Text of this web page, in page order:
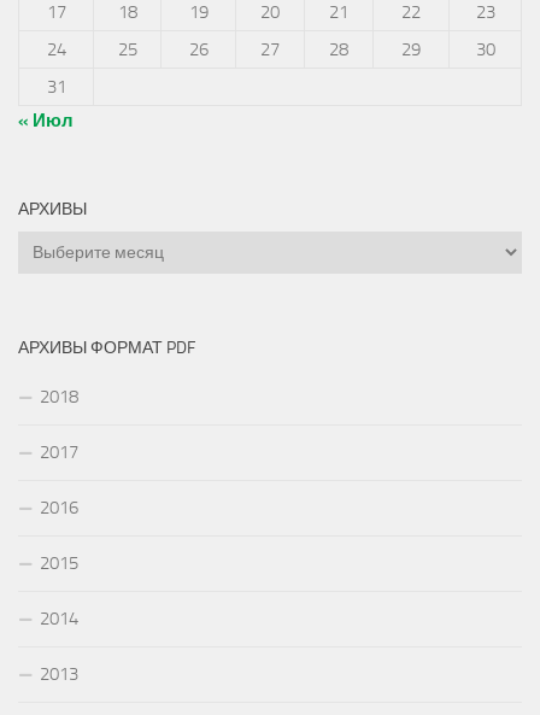
17
18 19 20 21 22
23
24
25 26 27 28 29
30
31
« Июл
АРХИВЫ
Архивы
АРХИВЫ ФОРМАТ PDF
2018
2017
2016
2015
2014
2013